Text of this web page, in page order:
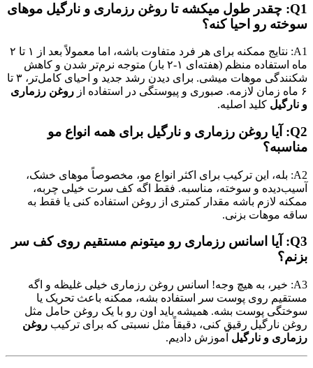
Q1: چقدر طول میکشه تا روغن رزماری و نارگیل موهای
سوخته رو احیا کنه؟
A1: نتایج ممکنه برای هر فرد متفاوت باشه، اما معمولاً بعد از ۱ تا ۲
ماه استفاده منظم (هفته‌ای ۱-۲ بار) متوجه نرم‌تر شدن و کاهش
شکنندگی موهات میشی. برای دیدن رشد جدید و احیای کامل‌تر، ۳ تا
۶ ماه زمان لازمه. صبوری و پیوستگی در استفاده از
روغن رزماری
و نارگیل کلید اصلیه.
Q2: آیا روغن رزماری و نارگیل برای همه انواع مو
مناسبه؟
A2: بله، این ترکیب برای اکثر انواع مو، مخصوصاً موهای خشک،
آسیب‌دیده و سوخته، مناسبه. فقط اگه کف سرت خیلی چربه،
ممکنه لازم باشه مقدار کمتری از روغن استفاده کنی یا فقط به
ساقه موهات بزنی.
Q3: آیا اسانس رزماری رو میتونم مستقیم روی کف سر
بزنم؟
A3: خیر، به هیچ وجه! اسانس روغن رزماری خیلی غلیظه و اگه
مستقیم روی پوست سر استفاده بشه، ممکنه باعث تحریک یا
سوختگی پوست بشه. همیشه باید اون رو با یک روغن حامل مثل
روغن نارگیل رقیق کنی، دقیقاً مثل نسبتی که برای ترکیب روغن
رزماری و نارگیل آموزش دادیم.